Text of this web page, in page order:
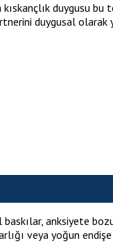
kıskançlık duygusu
duygusal olarak
anksiyete
veya yoğun